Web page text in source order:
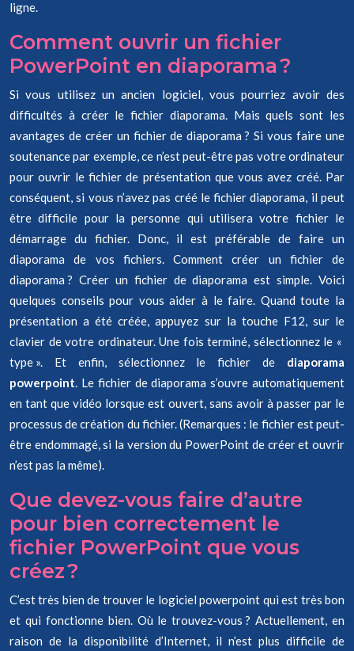
ligne.
Comment ouvrir un fichier
PowerPoint en diaporama ?
Si vous utilisez un ancien logiciel, vous pourriez avoir des
difficultés à créer le fichier diaporama. Mais quels sont les
avantages de créer un fichier de diaporama ? Si vous faire une
soutenance par exemple, ce n’est peut-être pas votre ordinateur
pour ouvrir le fichier de présentation que vous avez créé. Par
conséquent, si vous n’avez pas créé le fichier diaporama, il peut
être difficile pour la personne qui utilisera votre fichier le
démarrage du fichier. Donc, il est préférable de faire un
diaporama de vos fichiers. Comment créer un fichier de
diaporama ? Créer un fichier de diaporama est simple. Voici
quelques conseils pour vous aider à le faire. Quand toute la
présentation a été créée, appuyez sur la touche F12, sur le
clavier de votre ordinateur. Une fois terminé, sélectionnez le «
type ». Et enfin, sélectionnez le fichier de diaporama
powerpoint. Le fichier de diaporama s’ouvre automatiquement
en tant que vidéo lorsque est ouvert, sans avoir à passer par le
processus de création du fichier. (Remarques : le fichier est peut-
être endommagé, si la version du PowerPoint de créer et ouvrir
n’est pas la même).
Que devez-vous faire d’autre
pour bien correctement le
fichier PowerPoint que vous
créez ?
C’est très bien de trouver le logiciel powerpoint qui est très bon
et qui fonctionne bien. Où le trouvez-vous ? Actuellement, en
raison de la disponibilité d’Internet, il n’est plus difficile de